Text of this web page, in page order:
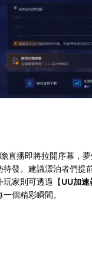
直播即將拉開序幕，夢
待發。建議漂泊者們提
玩家則可透過【UU加速
個精彩瞬間。